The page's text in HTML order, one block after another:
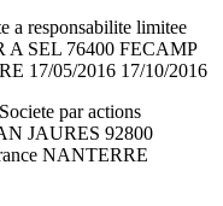
a responsabilite limitee
A SEL 76400 FECAMP
17/05/2016 17/10/2016
par actions
JAURES 92800
NANTERRE